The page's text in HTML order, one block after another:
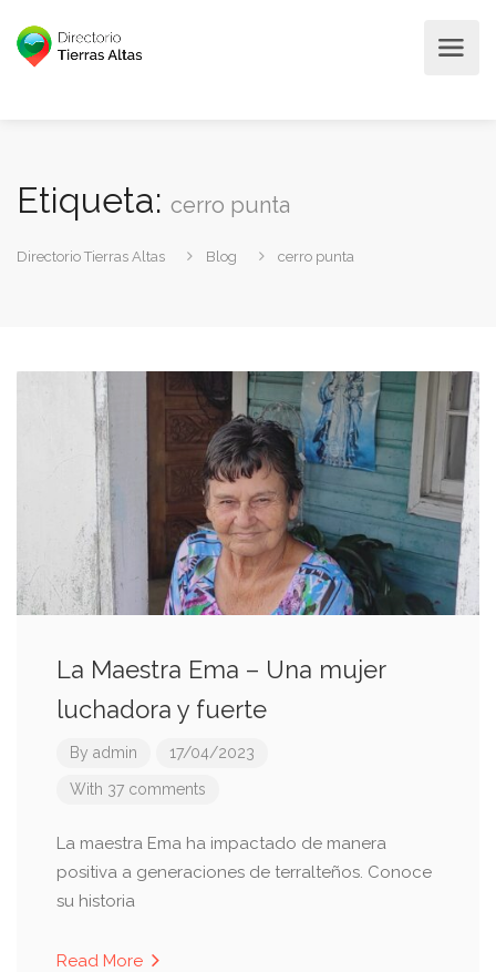
Etiqueta: cerro punta
Directorio Tierras Altas Blog cerro punta
La Maestra Ema – Una mujer
luchadora y fuerte
By admin 17/04/2023
With 37 comments
La maestra Ema ha impactado de manera
positiva a generaciones de terralteños. Conoce
su historia
Read More